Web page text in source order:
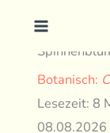
content
Botanisch:
Lesezeit: 8
08.08.2026